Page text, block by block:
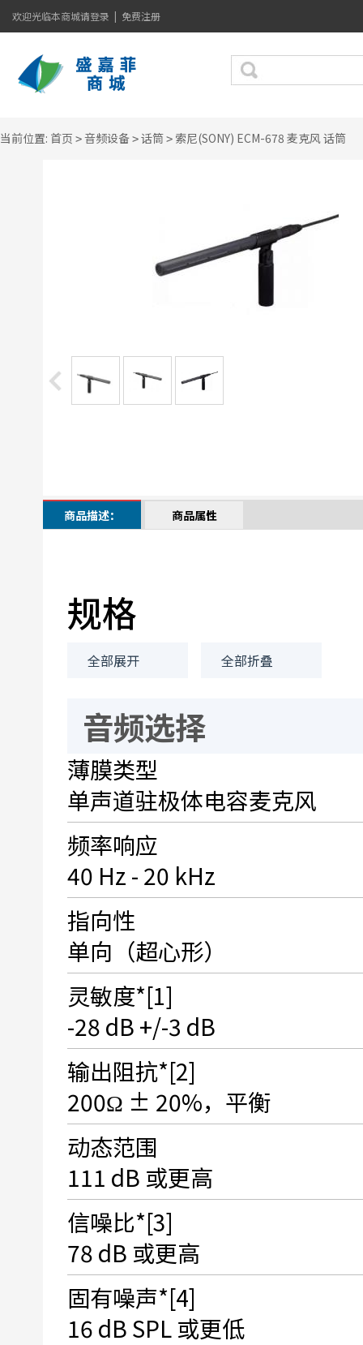
欢迎光临本商城请登录 | 免费注册
当前位置: 首页 >音频设备>话筒> 索尼(SONY) ECM-678 麦克风 话筒
商品描述： 商品属性
规格
全部展开 全部折叠
音频选择
薄膜类型
单声道驻极体电容麦克风
频率响应
40 Hz - 20 kHz
指向性
单向（超心形）
灵敏度*[1]
-28 dB +/-3 dB
输出阻抗*[2]
200Ω ± 20%，平衡
动态范围
111 dB 或更高
信噪比*[3]
78 dB 或更高
固有噪声*[4]
16 dB SPL 或更低